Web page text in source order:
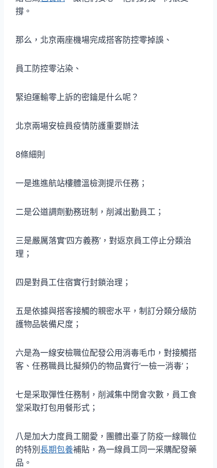
撐。
那么，北京兩座機場完成搭客防控零掉誤、
員工防控零沾染、
緊迫運輸零上訴的密鑰是什么呢？
北京兩場安檢員疫情防護重要辦法
8條細則
一是進進航站樓體溫檢測提示任務；
二是公道調劑勤務班制，削減出勤員工；
三是嚴厲落實‘四方義務’，對返京員工停止分類治
理；
四是對員工住宿實行封鎖治理；
五是依據與搭客接觸的親密水平，制訂分類分級防
護物品裝備尺度；
六是為一線安檢職位配發公用消毒毛巾，對接觸搭
客、任務職員比擬頻仍的物品實行‘一檢一消毒’；
七是采取彈性任務制，削減集中閉會次數，員工食
堂采取打包用餐形式；
八是加大力度員工關愛，團體出臺了防疫一線職位
的特別 長期包養補貼，為一線員工同一采購配發藥
品。